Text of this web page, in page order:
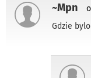
~Mpn
Gdzie